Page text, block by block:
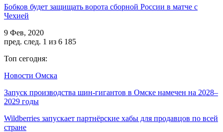
Бобков будет защищать ворота сборной России в матче с
Чехией
9 Фев, 2020
пред. след. 1 из 6 185
Топ сегодня:
Новости Омска
Запуск производства шин-гигантов в Омске намечен на 2028–
2029 годы
Wildberries запускает партнёрские хабы для продавцов по всей
стране